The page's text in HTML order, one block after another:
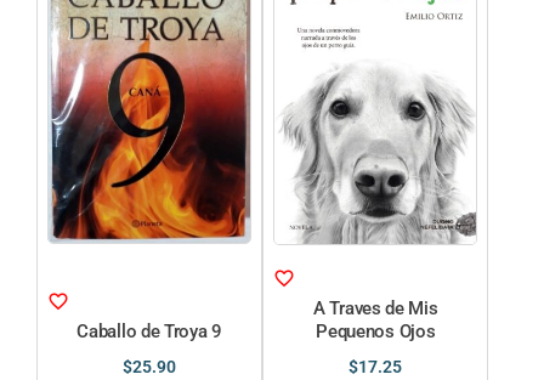
Caballo de Troya 9
$25.90
A Traves de Mis
Pequenos Ojos
$17.25